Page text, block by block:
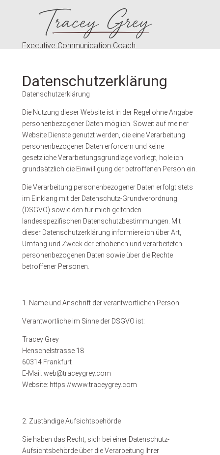
Executive Communication Coach
Datenschutzerklärung
Datenschutzerklärung
Die Nutzung dieser Website ist in der Regel ohne Angabe
personenbezogener Daten möglich. Soweit auf meiner
Website Dienste genutzt werden, die eine Verarbeitung
personenbezogener Daten erfordern und keine
gesetzliche Verarbeitungsgrundlage vorliegt, hole ich
grundsätzlich die Einwilligung der betroffenen Person ein.
Die Verarbeitung personenbezogener Daten erfolgt stets
im Einklang mit der Datenschutz-Grundverordnung
(DSGVO) sowie den für mich geltenden
landesspezifischen Datenschutzbestimmungen. Mit
dieser Datenschutzerklärung informiere ich über Art,
Umfang und Zweck der erhobenen und verarbeiteten
personenbezogenen Daten sowie über die Rechte
betroffener Personen.
1. Name und Anschrift der verantwortlichen Person
Verantwortliche im Sinne der DSGVO ist:
Tracey Grey
Henschelstrasse 18
60314 Frankfurt
E-Mail: web@traceygrey.com
Website: https://www.traceygrey.com
2. Zuständige Aufsichtsbehörde
Sie haben das Recht, sich bei einer Datenschutz-
Aufsichtsbehörde über die Verarbeitung Ihrer